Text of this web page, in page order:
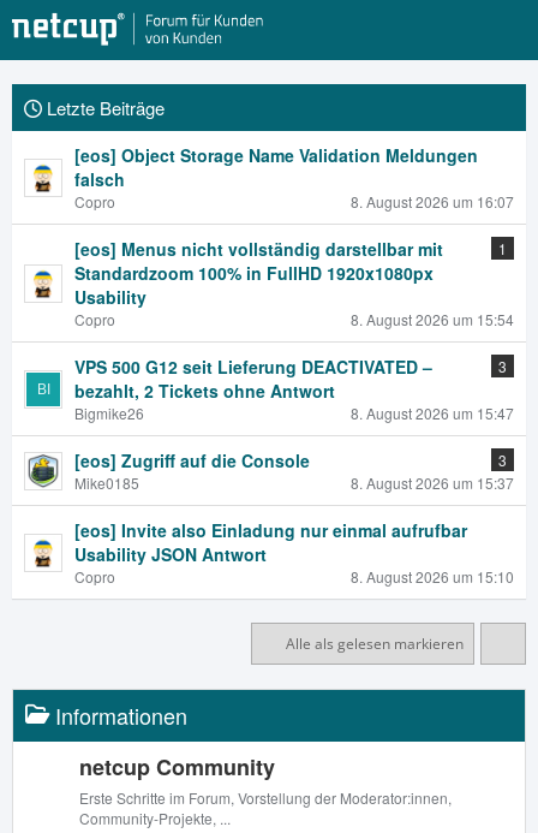
Letzte Beiträge
[eos] Object Storage Name Validation Meldungen
falsch
Copro 8. August 2026 um 16:07
[eos] Menus nicht vollständig darstellbar mit
Standardzoom 100% in FullHD 1920x1080px
Usability
1
Copro 8. August 2026 um 15:54
VPS 500 G12 seit Lieferung DEACTIVATED –
bezahlt, 2 Tickets ohne Antwort
3
Bigmike26 8. August 2026 um 15:47
[eos] Zugriff auf die Console
3
Mike0185
8. August 2026 um 15:37
[eos] Invite also Einladung nur einmal aufrufbar
Usability JSON Antwort
Copro 8. August 2026 um 15:10
Alle als gelesen markieren
Informationen
netcup Community
Erste Schritte im Forum, Vorstellung der Moderator:innen,
Community-Projekte, ...